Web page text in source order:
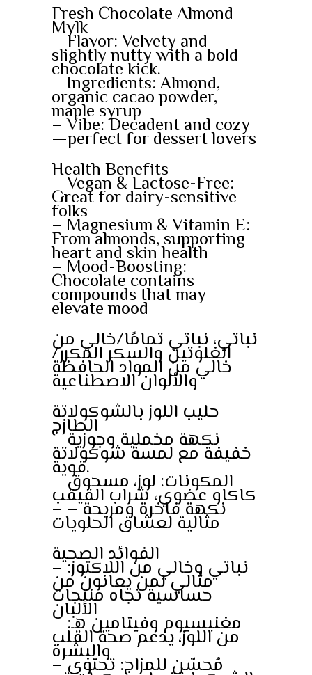
Fresh Chocolate Almond
Mylk
– Flavor: Velvety and
slightly nutty with a bold
chocolate kick.
– Ingredients: Almond,
organic cacao powder,
maple syrup
– Vibe: Decadent and cozy
—perfect for dessert lovers
Health Benefits
– Vegan & Lactose-Free:
Great for dairy-sensitive
folks
– Magnesium & Vitamin E:
From almonds, supporting
heart and skin health
– Mood-Boosting:
Chocolate contains
compounds that may
elevate mood
نباتي، نباتي تمامًا/خالي من
الغلوتين والسكر المكرر/
خالي من المواد الحافظة
والألوان الاصطناعية
حليب اللوز بالشوكولاتة
الطازج
– نكهة مخملية وجوزية
خفيفة مع لمسة شوكولاتة
قوية.
– المكونات: لوز، مسحوق
كاكاو عضوي، شراب القيقب
– نكهة فاخرة ومريحة –
مثالية لعشاق الحلويات
الفوائد الصحية
– نباتي وخالي من اللاكتوز:
مثالي لمن يعانون من
حساسية تجاه منتجات
الألبان
– مغنيسيوم وفيتامين هـ:
من اللوز، يدعم صحة القلب
والبشرة
– مُحسّن للمزاج: تحتوي